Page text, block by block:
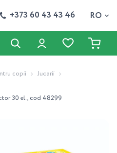
+373 60 43 43 46 RO
copii
Jucarii
30 el., cod 48299